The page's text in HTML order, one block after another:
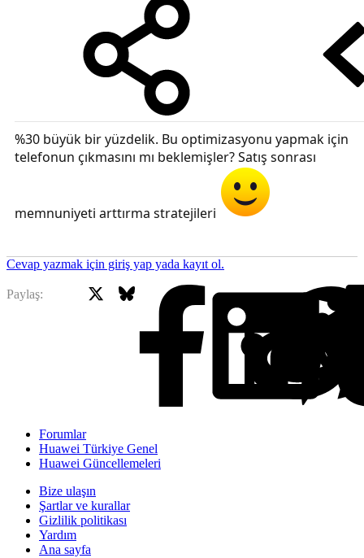
%30 büyük bir yüzdelik. Bu optimizasyonu yapmak için
telefonun çıkmasını mı beklemişler? Satış sonrası
memnuniyeti arttırma stratejileri
Cevap yazmak için giriş yap yada kayıt ol.
Paylaş: Facebook
Bluesky
Forumlar
Huawei Türkiye Genel
Huawei Güncellemeleri
Bize ulaşın
Şartlar ve kurallar
Gizlilik politikası
Yardım
Ana sayfa